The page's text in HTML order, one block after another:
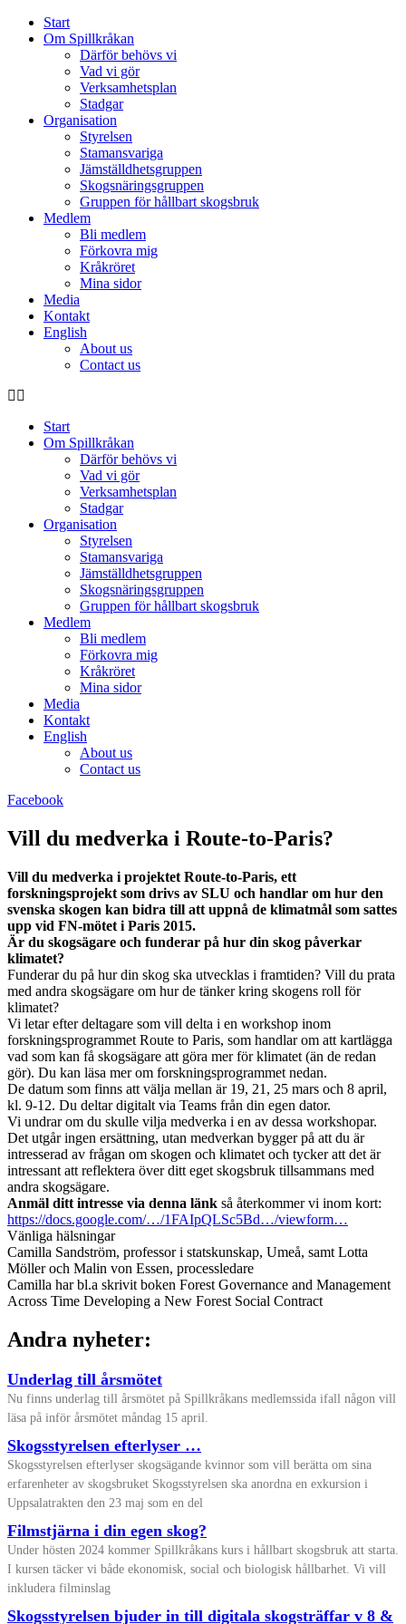
Start
Om Spillkråkan
Därför behövs vi
Vad vi gör
Verksamhetsplan
Stadgar
Organisation
Styrelsen
Stamansvariga
Jämställdhetsgruppen
Skogsnäringsgruppen
Gruppen för hållbart skogsbruk
Medlem
Bli medlem
Förkovra mig
Kråkröret
Mina sidor
Media
Kontakt
English
About us
Contact us
Start
Om Spillkråkan
Därför behövs vi
Vad vi gör
Verksamhetsplan
Stadgar
Organisation
Styrelsen
Stamansvariga
Jämställdhetsgruppen
Skogsnäringsgruppen
Gruppen för hållbart skogsbruk
Medlem
Bli medlem
Förkovra mig
Kråkröret
Mina sidor
Media
Kontakt
English
About us
Contact us
Facebook
Vill du medverka i Route-to-Paris?
Vill du medverka i projektet Route-to-Paris, ett
forskningsprojekt som drivs av SLU och handlar om hur den
svenska skogen kan bidra till att uppnå de klimatmål som sattes
upp vid FN-mötet i Paris 2015.
Är du skogsägare och funderar på hur din skog påverkar
klimatet?
Funderar du på hur din skog ska utvecklas i framtiden? Vill du prata
med andra skogsägare om hur de tänker kring skogens roll för
klimatet?
Vi letar efter deltagare som vill delta i en workshop inom
forskningsprogrammet Route to Paris, som handlar om att kartlägga
vad som kan få skogsägare att göra mer för klimatet (än de redan
gör). Du kan läsa mer om forskningsprogrammet nedan.
De datum som finns att välja mellan är 19, 21, 25 mars och 8 april,
kl. 9-12. Du deltar digitalt via Teams från din egen dator.
Vi undrar om du skulle vilja medverka i en av dessa workshopar.
Det utgår ingen ersättning, utan medverkan bygger på att du är
intresserad av frågan om skogen och klimatet och tycker att det är
intressant att reflektera över ditt eget skogsbruk tillsammans med
andra skogsägare.
Anmäl ditt intresse via denna länk så återkommer vi inom kort:
https://docs.google.com/…/1FAIpQLSc5Bd…/viewform…
Vänliga hälsningar
Camilla Sandström, professor i statskunskap, Umeå, samt Lotta
Möller och Malin von Essen, processledare
Camilla har bl.a skrivit boken Forest Governance and Management
Across Time Developing a New Forest Social Contract
Andra nyheter:
Underlag till årsmötet
Nu finns underlag till årsmötet på Spillkråkans medlemssida ifall någon vill
läsa på inför årsmötet måndag 15 april.
Skogsstyrelsen efterlyser …
Skogsstyrelsen efterlyser skogsägande kvinnor som vill berätta om sina
erfarenheter av skogsbruket Skogsstyrelsen ska anordna en exkursion i
Uppsalatrakten den 23 maj som en del
Filmstjärna i din egen skog?
Under hösten 2024 kommer Spillkråkans kurs i hållbart skogsbruk att starta.
I kursen täcker vi både ekonomisk, social och biologisk hållbarhet. Vi vill
inkludera filminslag
Skogsstyrelsen bjuder in till digitala skogsträffar v 8 &